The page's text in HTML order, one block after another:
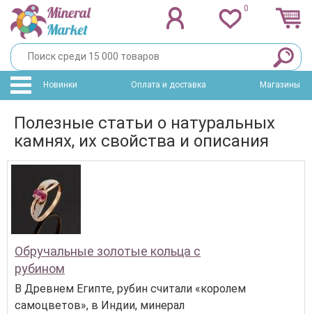
0
Новинки Оплата и доставка Магазины
Полезные статьи о натуральных
камнях, их свойства и описания
Обручальные золотые кольца с
рубином
В Древнем Египте, рубин считали «королем
самоцветов», в Индии, минерал